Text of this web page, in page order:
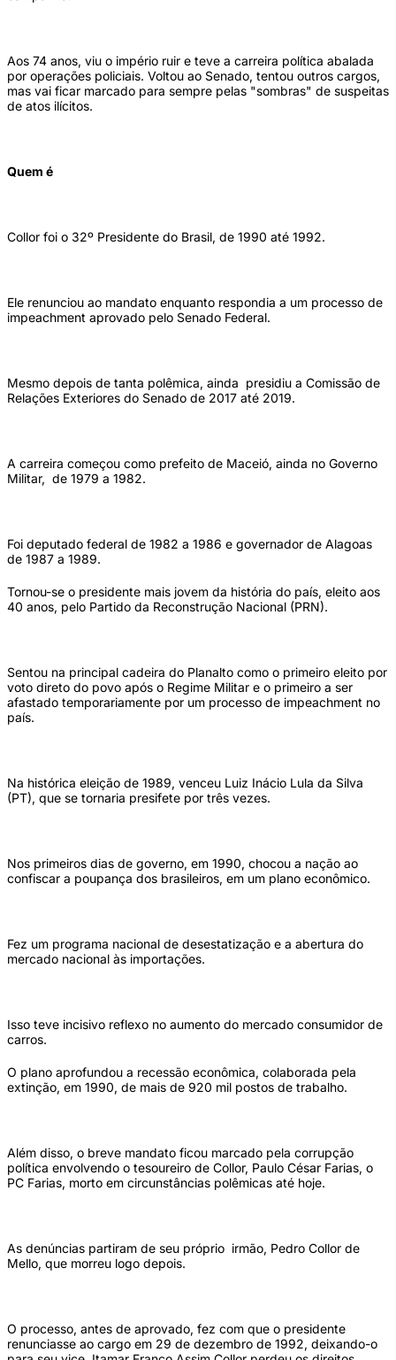
Aos 74 anos, viu o império ruir e teve a carreira política abalada
por operações policiais. Voltou ao Senado, tentou outros cargos,
mas vai ficar marcado para sempre pelas "sombras" de suspeitas
de atos ilícitos.
Quem é
Collor foi o 32º Presidente do Brasil, de 1990 até 1992.
Ele renunciou ao mandato enquanto respondia a um processo de
impeachment aprovado pelo Senado Federal.
Mesmo depois de tanta polêmica, ainda presidiu a Comissão de
Relações Exteriores do Senado de 2017 até 2019.
A carreira começou como prefeito de Maceió, ainda no Governo
Militar, de 1979 a 1982.
Foi deputado federal de 1982 a 1986 e governador de Alagoas
de 1987 a 1989.
Tornou-se o presidente mais jovem da história do país, eleito aos
40 anos, pelo Partido da Reconstrução Nacional (PRN).
Sentou na principal cadeira do Planalto como o primeiro eleito por
voto direto do povo após o Regime Militar e o primeiro a ser
afastado temporariamente por um processo de impeachment no
país.
Na histórica eleição de 1989, venceu Luiz Inácio Lula da Silva
(PT), que se tornaria presifete por três vezes.
Nos primeiros dias de governo, em 1990, chocou a nação ao
confiscar a poupança dos brasileiros, em um plano econômico.
Fez um programa nacional de desestatização e a abertura do
mercado nacional às importações.
Isso teve incisivo reflexo no aumento do mercado consumidor de
carros.
O plano aprofundou a recessão econômica, colaborada pela
extinção, em 1990, de mais de 920 mil postos de trabalho.
Além disso, o breve mandato ficou marcado pela corrupção
política envolvendo o tesoureiro de Collor, Paulo César Farias, o
PC Farias, morto em circunstâncias polêmicas até hoje.
As denúncias partiram de seu próprio irmão, Pedro Collor de
Mello, que morreu logo depois.
O processo, antes de aprovado, fez com que o presidente
renunciasse ao cargo em 29 de dezembro de 1992, deixando-o